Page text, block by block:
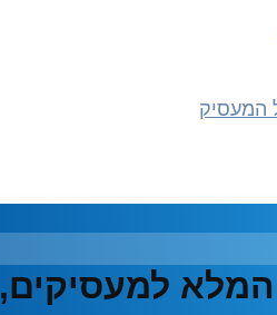
– המדריך המלא למעסיקים,